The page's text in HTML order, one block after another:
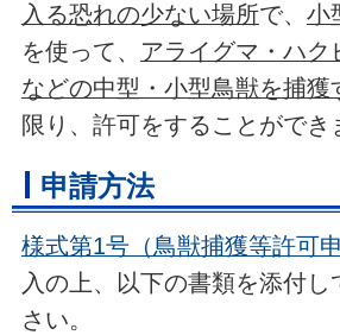
入る恐れの少ない場所で、 小
を使って、 アライグマ・ハク
などの中型・小型鳥獣を捕獲
限り、許可をすることができ
申請方法
様式第1号（鳥獣捕獲等許可申
入の上、以下の書類を添付
さい。